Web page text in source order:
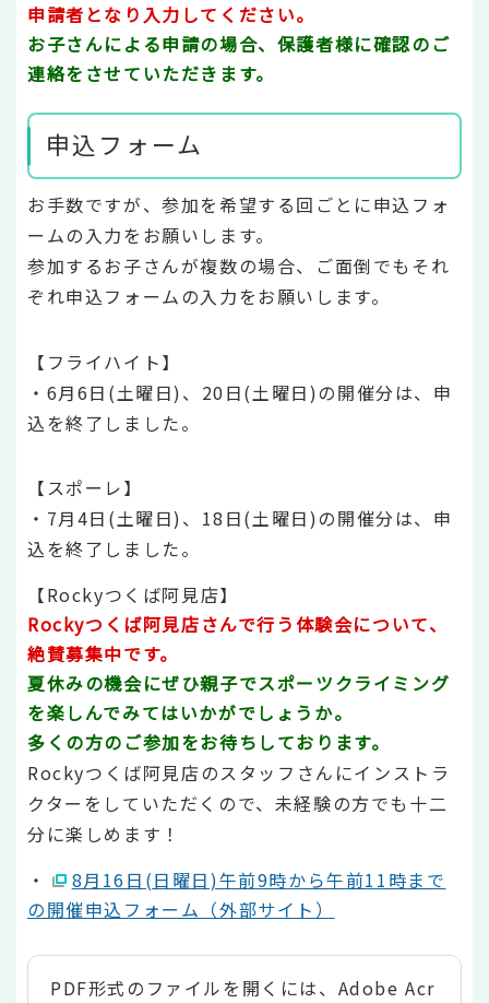
申請者となり入力してください。
お子さんによる申請の場合、保護者様に確認のご
連絡をさせていただきます。
申込フォーム
お手数ですが、参加を希望する回ごとに申込フォ
ームの入力をお願いします。
参加するお子さんが複数の場合、ご面倒でもそれ
ぞれ申込フォームの入力をお願いします。
【フライハイト】
・6月6日(土曜日)、20日(土曜日)の開催分は、申
込を終了しました。
【スポーレ】
・7月4日(土曜日)、18日(土曜日)の開催分は、申
込を終了しました。
【Rockyつくば阿見店】
Rockyつくば阿見店さんで行う体験会について、
絶賛募集中です。
夏休みの機会にぜひ親子でスポーツクライミング
を楽しんでみてはいかがでしょうか。
多くの方のご参加をお待ちしております。
Rockyつくば阿見店のスタッフさんにインストラ
クターをしていただくので、未経験の方でも十二
分に楽しめます！
・
8月16日(日曜日)午前9時から午前11時まで
の開催申込フォーム（外部サイト）
PDF形式のファイルを開くには、Adobe Acr